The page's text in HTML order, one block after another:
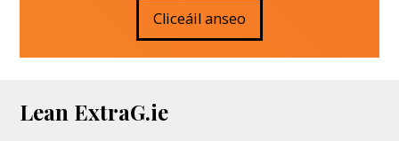
Cliceáil anseo
Lean ExtraG.ie